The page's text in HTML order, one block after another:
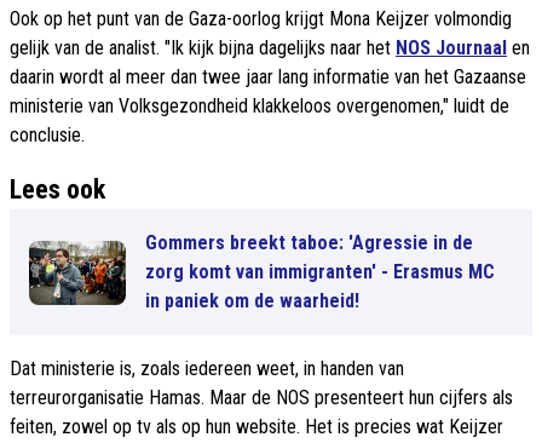
Ook op het punt van de Gaza-oorlog krijgt Mona Keijzer volmondig
gelijk van de analist. "Ik kijk bijna dagelijks naar het NOS Journaal en
daarin wordt al meer dan twee jaar lang informatie van het Gazaanse
ministerie van Volksgezondheid klakkeloos overgenomen," luidt de
conclusie.
Lees ook
Gommers breekt taboe: 'Agressie in de
zorg komt van immigranten' - Erasmus MC
in paniek om de waarheid!
Dat ministerie is, zoals iedereen weet, in handen van
terreurorganisatie Hamas. Maar de NOS presenteert hun cijfers als
feiten, zowel op tv als op hun website. Het is precies wat Keijzer